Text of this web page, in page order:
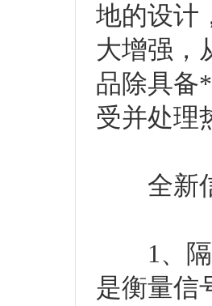
地的设计
大增强，
品除具备
受并处理
全新信
1、隔
是衡量信